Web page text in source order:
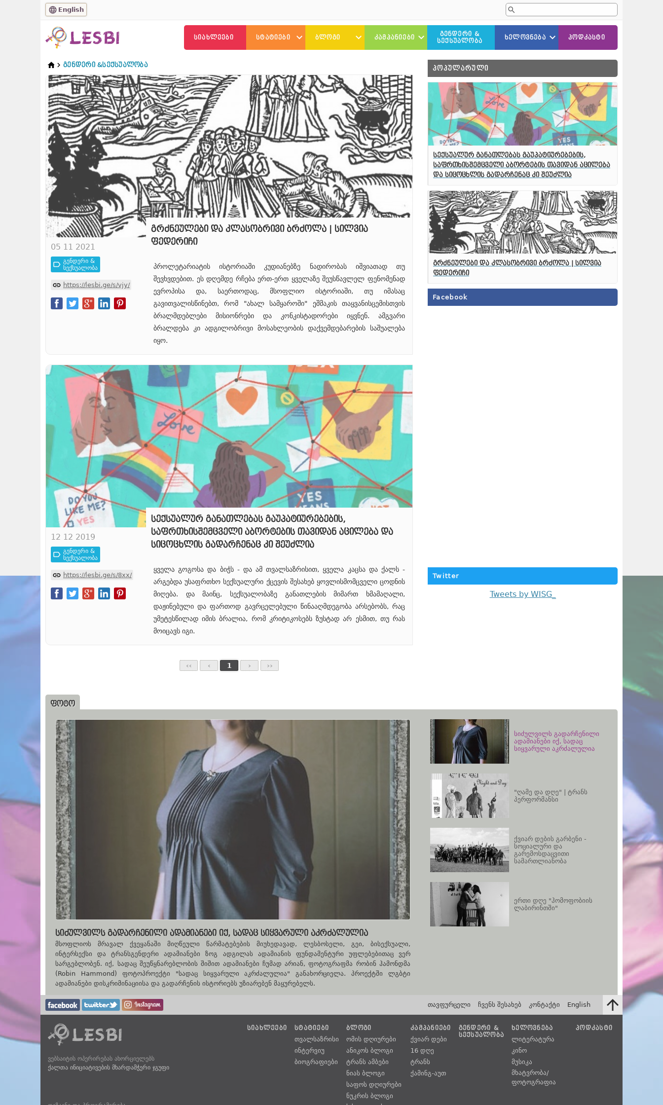
English
ᲡᲘᲐᲮᲚᲔᲔᲑᲘ ᲡᲢᲐᲢᲘᲔᲑᲘ
ᲘᲜᲢᲔᲠᲕᲘᲣ
ᲑᲘᲝᲒᲠᲐᲤᲘᲔᲑᲘ
ᲑᲚᲝᲒᲘ
ᲐᲜᲘᲙᲝᲡ ᲑᲚᲝᲒᲘ
ᲢᲠᲐᲜᲡ ᲐᲛᲑᲔᲑᲘ
ᲜᲘᲐᲡ ᲑᲚᲝᲒᲘ
ᲡᲐᲤᲝᲡ ᲓᲦᲘᲣᲠᲔᲑᲘ
ᲜᲣᲙᲠᲘᲡ ᲑᲚᲝᲒᲘ
ᲡᲥᲐᲘᲤᲝᲚᲘᲡ ᲩᲐᲜᲐᲬᲔᲠᲔᲑᲘ
ᲡᲐᲜᲓᲠᲝᲡ ᲑᲚᲝᲒᲘ
ᲙᲐᲛᲞᲐᲜᲘᲔᲑᲘ
16 ᲓᲦᲔ
ᲢᲠᲐᲜᲡ
ᲥᲐᲛᲘᲜᲒ-ᲐᲣᲗ
ᲒᲔᲜᲓᲔᲠᲘ &
ᲡᲔᲥᲡᲣᲐᲚᲝᲑᲐ
ᲮᲔᲚᲝᲕᲜᲔᲑᲐ
ᲚᲘᲢᲔᲠᲐᲢᲣᲠᲐ
ᲛᲣᲡᲘᲙᲐ
ᲛᲮᲐᲢᲕᲠᲝᲑᲐ/ᲤᲝᲢᲝᲒᲠᲐᲤᲘᲐ
ᲞᲝᲓᲙᲐᲡᲢᲘ
ᲒᲔᲜᲓᲔᲠᲘ &ᲡᲔᲥᲡᲣᲐᲚᲝᲑᲐ
05 11 2021
გენდერი &
სექსუალობა
https://lesbi.ge/s/vjy/
გრძნეულები და კლასობრივი ბრძოლა | სილვია
ფედერიჩი
პროლეტარიატის ისტორიაში კუდიანებზე ნადირობას იშვიათად თუ
შევხვდებით. ეს დღემდე რჩება ერთ-ერთ ყველაზე შეუსწავლელ ფენომენად
ევროპისა და, საერთოდაც, მსოფლიო ისტორიაში, თუ იმასაც
გავითვალისწინებთ, რომ "ახალ სამყაროში" ეშმაკის თაყვანისცემისთვის
ბრალმდებლები მისიონრები და კონკისტადორები იყვნენ. ამგვარი
ბრალდება კი ადგილობრივი მოსახლეობის დაქვემდებარების საშუალება
იყო.
12 12 2019
გენდერი &
სექსუალობა
https://lesbi.ge/s/8xx/
სექსუალურ განათლებას გაუპატიურებების,
საფრთხისშემცველი აბორტების თავიდან აცილება და
სიცოცხლის გადარჩენაც კი შეუძლია
ყველა გოგოსა და ბიჭს - და ამ თვალსაზრისით, ყველა კაცსა და ქალს -
არგებდა უსაფრთხო სექსუალური ქცევის შესახებ ყოვლისმომცველი ცოდნის
მიღება. და მაინც, სექსუალობაზე განათლების მიმართ ხმამაღალი,
დაჟინებული და ფართოდ გავრცელებული წინააღმდეგობა არსებობს, რაც
უმეტესწილად იმის ბრალია, რომ კრიტიკოსებს ზუსტად არ ესმით, თუ რას
მოიცავს იგი.
‹‹ ‹ 1 › ››
ᲞᲝᲞᲣᲚᲐᲠᲣᲚᲘ
სექსუალურ განათლებას გაუპატიურებების,
საფრთხისშემცველი აბორტების თავიდან აცილება
და სიცოცხლის გადარჩენაც კი შეუძლია
გრძნეულები და კლასობრივი ბრძოლა | სილვია
ფედერიჩი
Facebook
Twitter
Tweets by WISG_
ᲤᲝᲢᲝ
ᲡᲘᲫᲣᲚᲕᲘᲚᲡ ᲒᲐᲓᲐᲠᲩᲔᲜᲘᲚᲘ ᲐᲓᲐᲛᲘᲐᲜᲔᲑᲘ ᲘᲥ, ᲡᲐᲓᲐᲪ ᲡᲘᲧᲕᲐᲠᲣᲚᲘ ᲐᲙᲠᲫᲐᲚᲣᲚᲘᲐ
მსოფლიოს მრავალ ქვეყანაში მიღწეული წარმატებების მიუხედავად, ლესბოსელი, გეი, ბისექსუალი,
ინტერსექსი და ტრანსგენდერი ადამიანები ზოგ ადგილას ადამიანის ფუნდამენტური უფლებებითაც ვერ
სარგებლობენ. იქ, სადაც შეუწყნარებლობის შიშით ადამიანები ჩუმად არიან, ფოტოგრაფმა რობინ ჰამონდმა
(Robin Hammond) ფოტოპროექტი "სადაც სიყვარული აკრძალულია" განახორციელა. პროექტში ლგბტი
ადამიანები დისკრიმინაციისა და გადარჩენის ისტორიებს უზიარებენ მაყურებელს.
სიძულვილს გადარჩენილი
ადამიანები იქ, სადაც
სიყვარული აკრძალულია
"ღამე და დღე" | ტრანს
პერფორმანსი
ქვიარ დების გარბენი -
სოციალური და
გარემოსდაცვითი
სამართლიანობა
ერთი დღე "ჰომოფობიის
ლაბირინთში"
თავფურცელი ჩვენს შესახებ კონტაქტი English
ვებსაიტის ოპერირებას ახორციელებს
ქალთა ინიციატივების მხარდამჭერი ჯგუფი
ᲡᲘᲐᲮᲚᲔᲔᲑᲘ ᲡᲢᲐᲢᲘᲔᲑᲘ
თვალსაზრისი
ინტერვიუ
ბიოგრაფიები
ᲑᲚᲝᲒᲘ
ომის დღიურები
ანიკოს ბლოგი
ტრანს ამბები
ნიას ბლოგი
საფოს დღიურები
ნუკრის ბლოგი
ᲙᲐᲛᲞᲐᲜᲘᲔᲑᲘ
ქვიარ დები
16 დღე
ტრანს
ქამინგ-აუთ
ᲒᲔᲜᲓᲔᲠᲘ &
ᲡᲔᲥᲡᲣᲐᲚᲝᲑᲐ
ᲮᲔᲚᲝᲕᲜᲔᲑᲐ
ლიტერატურა
კინო
მუსიკა
მხატვრობა/
ფოტოგრაფია
ᲞᲝᲓᲙᲐᲡᲢᲘ